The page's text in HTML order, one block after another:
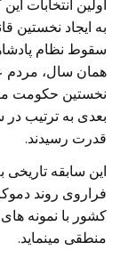
به ایجاد نخستین
همان سال، مردم
نخستین حکومت
قدرت رسیدند.
این سابقه
فراروی روند
کشور با نمونه
منطقی مینماید.